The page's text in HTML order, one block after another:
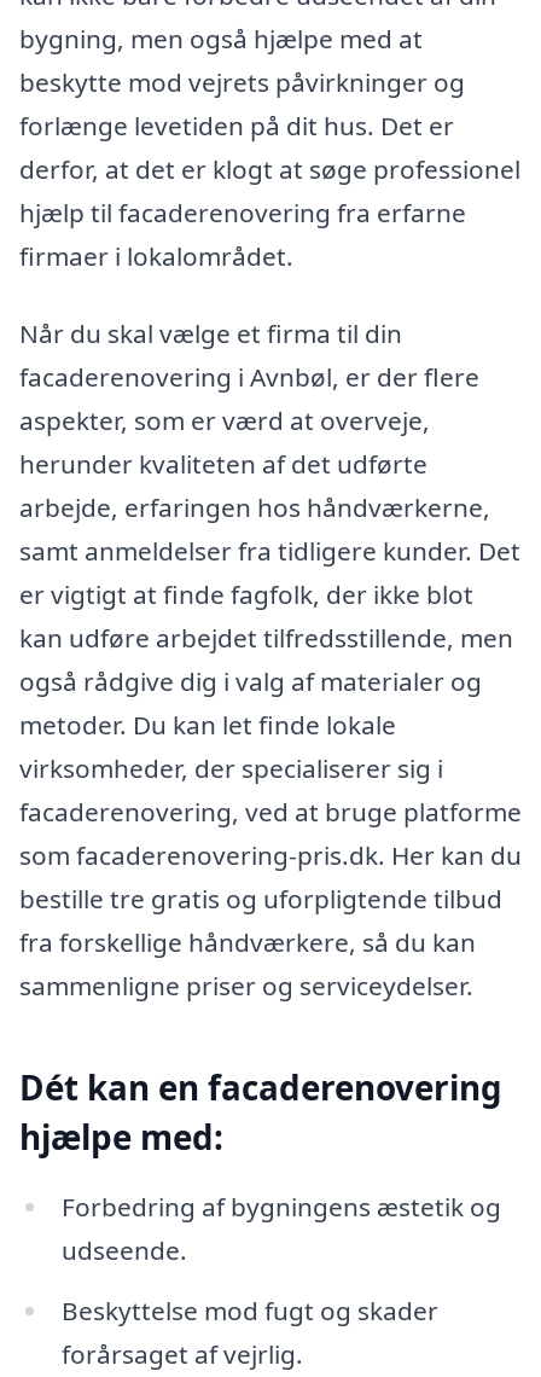
bygning, men også hjælpe med at
beskytte mod vejrets påvirkninger og
forlænge levetiden på dit hus. Det er
derfor, at det er klogt at søge professionel
hjælp til facaderenovering fra erfarne
firmaer i lokalområdet.
Når du skal vælge et firma til din
facaderenovering i Avnbøl, er der flere
aspekter, som er værd at overveje,
herunder kvaliteten af det udførte
arbejde, erfaringen hos håndværkerne,
samt anmeldelser fra tidligere kunder. Det
er vigtigt at finde fagfolk, der ikke blot
kan udføre arbejdet tilfredsstillende, men
også rådgive dig i valg af materialer og
metoder. Du kan let finde lokale
virksomheder, der specialiserer sig i
facaderenovering, ved at bruge platforme
som facaderenovering-pris.dk. Her kan du
bestille tre gratis og uforpligtende tilbud
fra forskellige håndværkere, så du kan
sammenligne priser og serviceydelser.
Dét kan en facaderenovering
hjælpe med:
Forbedring af bygningens æstetik og
udseende.
Beskyttelse mod fugt og skader
forårsaget af vejrlig.